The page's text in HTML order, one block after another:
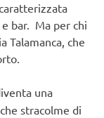
bar. Ma per chi
Talamanca, che
una
stracolme di